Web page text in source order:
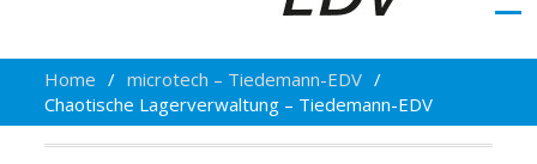
Home
microtech – Tiedemann-EDV
Chaotische Lagerverwaltung – Tiedemann-EDV